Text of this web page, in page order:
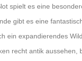
spielt es eine
gibt es eine
ein expandierendes Wild
recht antik aussehen,